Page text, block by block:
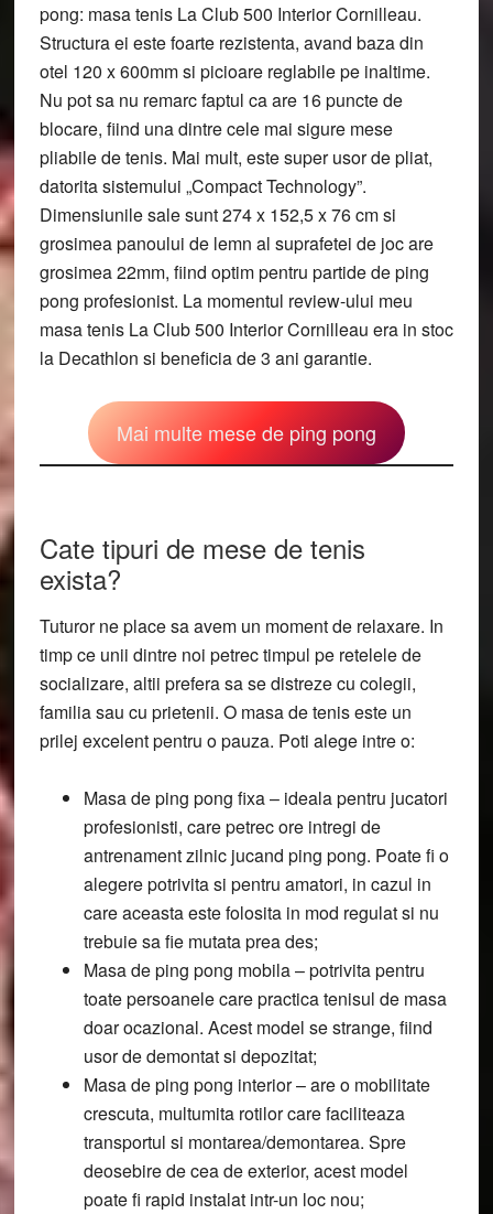
pong: masa tenis La Club 500 Interior Cornilleau.
Structura ei este foarte rezistenta, avand baza din
otel 120 x 600mm si picioare reglabile pe inaltime.
Nu pot sa nu remarc faptul ca are 16 puncte de
blocare, fiind una dintre cele mai sigure mese
pliabile de tenis. Mai mult, este super usor de pliat,
datorita sistemului „Compact Technology”.
Dimensiunile sale sunt 274 x 152,5 x 76 cm si
grosimea panoului de lemn al suprafetei de joc are
grosimea 22mm, fiind optim pentru partide de ping
pong profesionist. La momentul review-ului meu
masa tenis La Club 500 Interior Cornilleau era in stoc
la Decathlon si beneficia de 3 ani garantie.
Mai multe mese de ping pong
Cate tipuri de mese de tenis
exista?
Tuturor ne place sa avem un moment de relaxare. In
timp ce unii dintre noi petrec timpul pe retelele de
socializare, altii prefera sa se distreze cu colegii,
familia sau cu prietenii. O masa de tenis este un
prilej excelent pentru o pauza. Poti alege intre o:
Masa de ping pong fixa– ideala pentru jucatori
profesionisti, care petrec ore intregi de
antrenament zilnic jucand ping pong. Poate fi o
alegere potrivita si pentru amatori, in cazul in
care aceasta este folosita in mod regulat si nu
trebuie sa fie mutata prea des;
Masa de ping pong mobila– potrivita pentru
toate persoanele care practica tenisul de masa
doar ocazional. Acest model se strange, fiind
usor de demontat si depozitat;
Masa de ping pong interior– are o mobilitate
crescuta, multumita rotilor care faciliteaza
transportul si montarea/demontarea. Spre
deosebire de cea de exterior, acest model
poate fi rapid instalat intr-un loc nou;